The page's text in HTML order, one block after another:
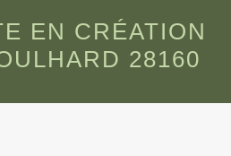
EN CRÉATION
28160